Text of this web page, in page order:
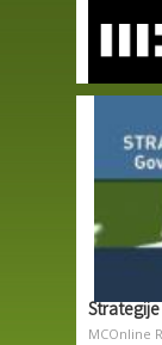
MCOnline